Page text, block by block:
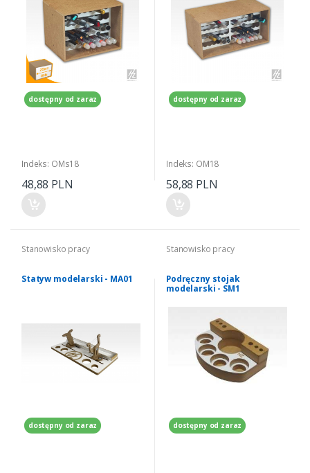
dostępny od zaraz
Indeks: OMs18
48,88 PLN
dostępny od zaraz
Indeks: OM18
58,88 PLN
Stanowisko pracy
Statyw modelarski - MA01
dostępny od zaraz
Stanowisko pracy
Podręczny stojak
modelarski - SM1
dostępny od zaraz